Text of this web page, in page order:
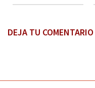
DEJA TU COMENTARIO